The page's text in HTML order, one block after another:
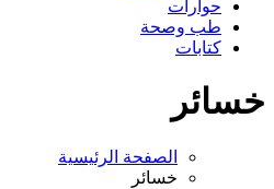
حوارات
طب وصحة
كتابات
خسائر
الصفحة الرئيسية
خسائر